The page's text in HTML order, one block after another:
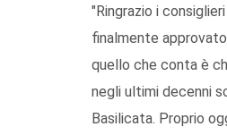
"Ringrazio i
finalmente
quello che conta è
negli ultimi decenni
Basilicata. Proprio